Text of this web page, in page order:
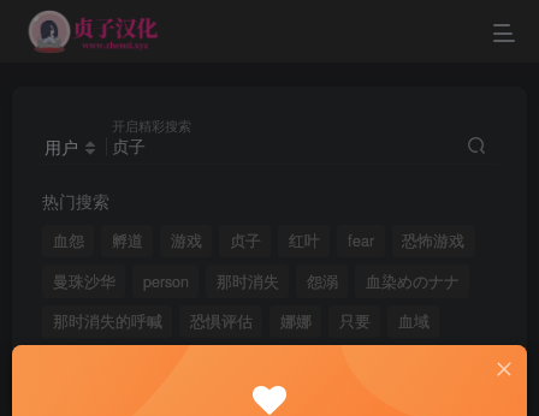
用户
开启精彩搜索
热门搜索
血怨 孵道 游戏 贞子 红叶 fear
恐怖游戏
曼珠沙华
person 那时消失 怨溺
血染めのナナ
那时消失的呼喊
恐惧评估 娜娜 只要
血域